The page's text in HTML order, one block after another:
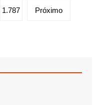
1.787 Próximo